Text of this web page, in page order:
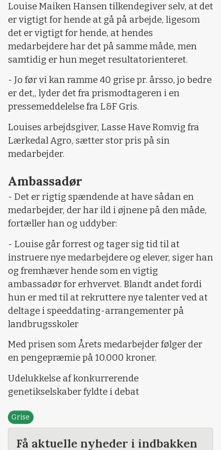
Louise Maiken Hansen tilkendegiver selv, at det
er vigtigt for hende at gå på arbejde, ligesom
det er vigtigt for hende, at hendes
medarbejdere har det på samme måde, men
samtidig er hun meget resultatorienteret.
- Jo før vi kan ramme 40 grise pr. årsso, jo bedre
er det,, lyder det fra prismodtageren i en
pressemeddelelse fra L&F Gris.
Louises arbejdsgiver, Lasse Have Romvig fra
Lærkedal Agro, sætter stor pris på sin
medarbejder.
Ambassadør
- Det er rigtig spændende at have sådan en
medarbejder, der har ild i øjnene på den måde,
fortæller han og uddyber:
- Louise går forrest og tager sig tid til at
instruere nye medarbejdere og elever, siger han
og fremhæver hende som en vigtig
ambassadør for erhvervet. Blandt andet fordi
hun er med til at rekruttere nye talenter ved at
deltage i speeddating-arrangementer på
landbrugsskoler
Med prisen som Årets medarbejder følger der
en pengepræmie på 10.000 kroner.
Udelukkelse af konkurrerende
genetikselskaber fyldte i debat
Grise
Få aktuelle nyheder i indbakken